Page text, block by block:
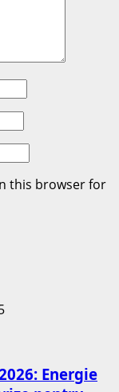
this browser for
Energie